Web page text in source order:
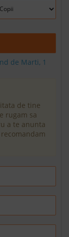
de Marti, 1
de tine
rugam sa
a te anunta